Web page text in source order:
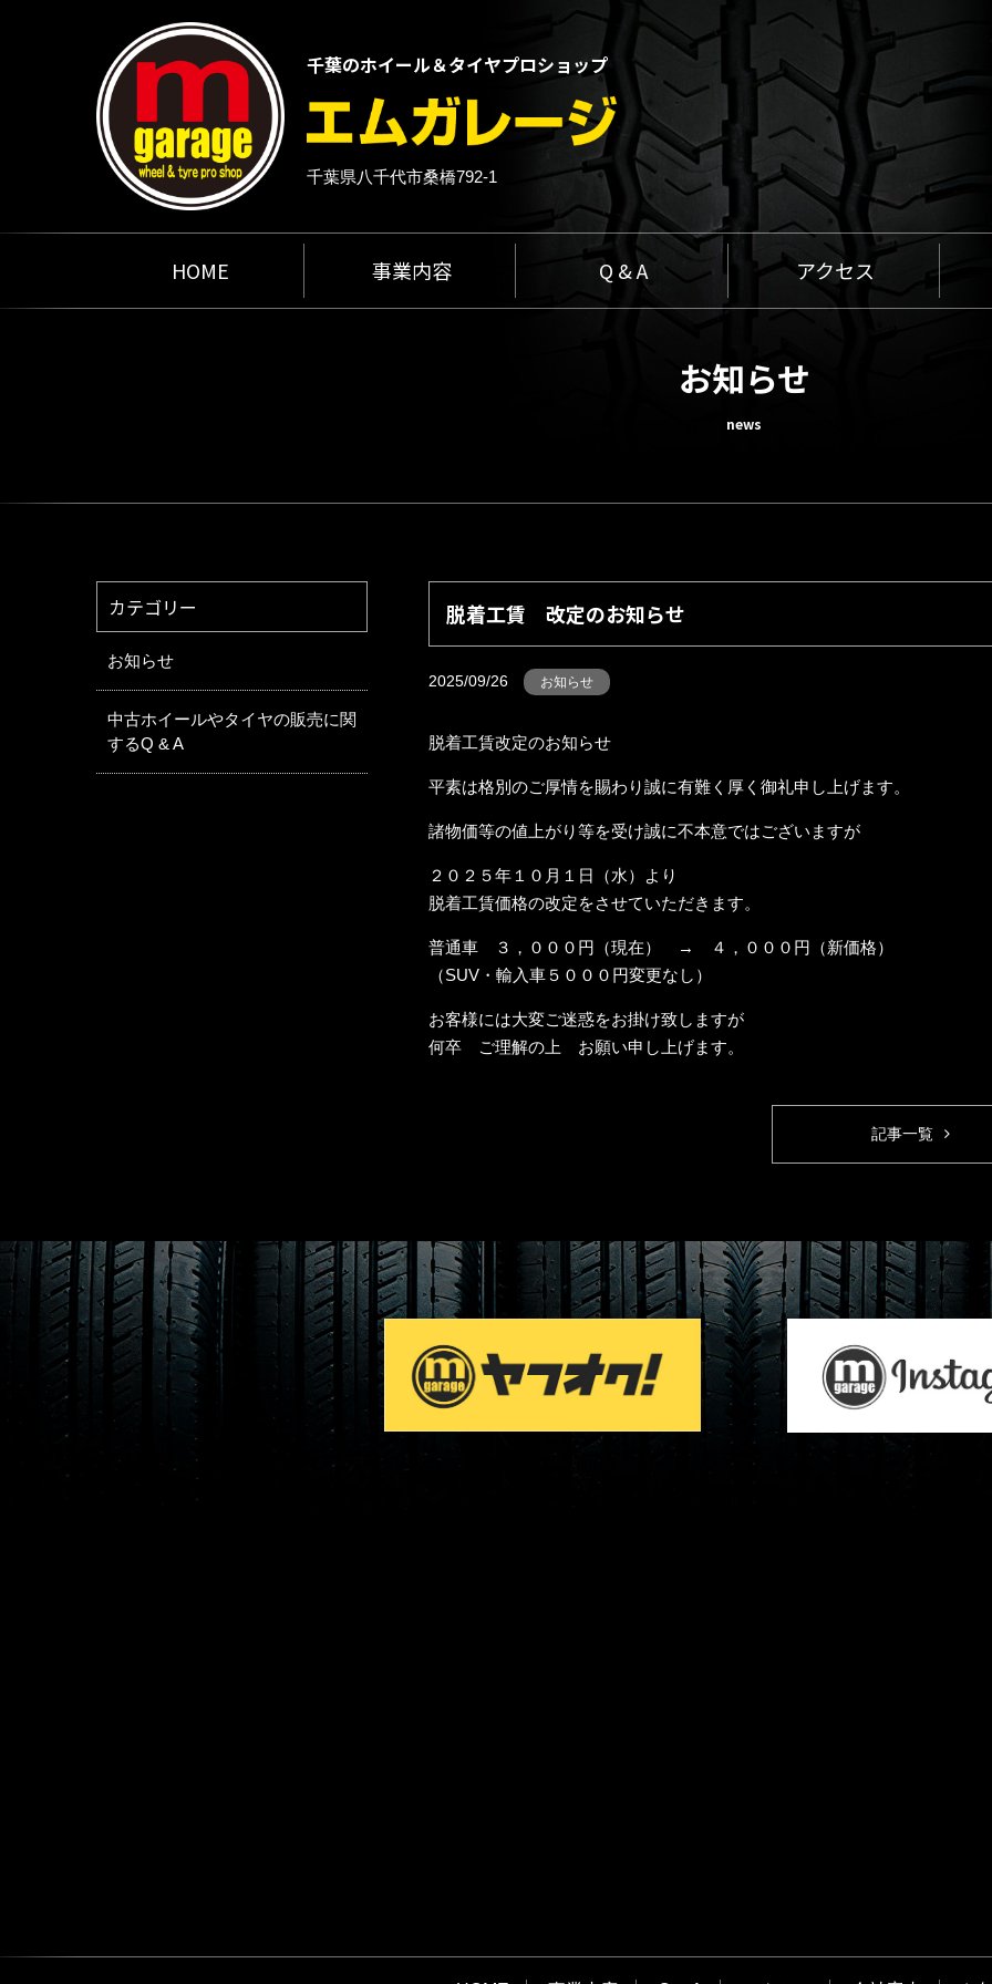
千葉のホイール＆タイヤプロショップ
千葉県八千代市桑橋792-1
HOME 事業内容 Q & A アクセス
お知らせ
news
脱着工賃 改定のお知らせ
2025/09/26 お知らせ
脱着工賃改定のお知らせ
平素は格別のご厚情を賜わり誠に有難く厚く御礼申し上げます。
諸物価等の値上がり等を受け誠に不本意ではございますが
２０２５年１０月１日（水）より
脱着工賃価格の改定をさせていただきます。
普通車 ３，０００円（現在） → ４，０００円（新価格）
（SUV・輸入車５０００円変更なし）
お客様には大変ご迷惑をお掛け致しますが
何卒 ご理解の上 お願い申し上げます。
記事一覧
カテゴリー
お知らせ
中古ホイールやタイヤの販売に関
するQ & A